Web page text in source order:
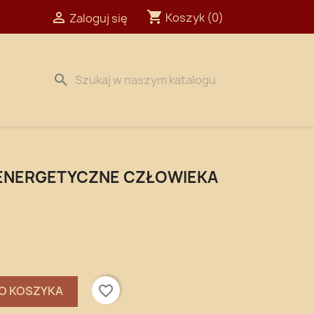
 Zaloguj się shopping_cart Koszyk (0)
search
CZŁOWIEKA
KOSZYKA
favorite_border